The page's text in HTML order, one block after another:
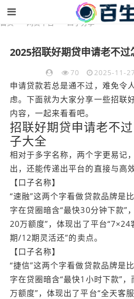
首页 网贷平台 口子分享
70 2025-11-
申请贷款若总是通不过，难免令
虑。下面就为大家分享一些招联
内容，一起来看看吧。
招联好期贷申请老不
子大全
相对于多字名称，两个字更易记
出，还能传递出平台的直接与高效
【口子名称】
“速融”这两个字看做贷款品牌是
字在贷圈暗含“最快30分钟下款”
20万额度”，体现出了平台
期/12期灵活还”的卖点。
【口子名称】
“捷信”这两个字看做贷款品牌是
字在贷圈暗含“最快1小时下款”，
万额度”，体现出了平台“全天客